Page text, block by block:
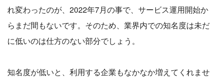
れ変わったのが、2022年7月の事で、サービス運用開始か
らまだ間もないです。そのため、業界内での知名度は未だ
に低いのは仕方のない部分でしょう。
知名度が低いと、利用する企業もなかなか増えてくれませ